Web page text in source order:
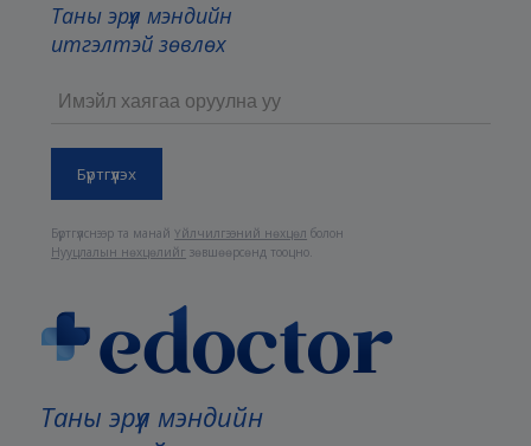
Таны эрүүл мэндийн
Таны эрүүл мэндийн
итгэлтэй зөвлөх
Бүртгүүлснээр та манайҮйлчилгээний нөхцөл болон
Нууцлалын нөхцөлийг зөвшөөрсөнд тооцно.